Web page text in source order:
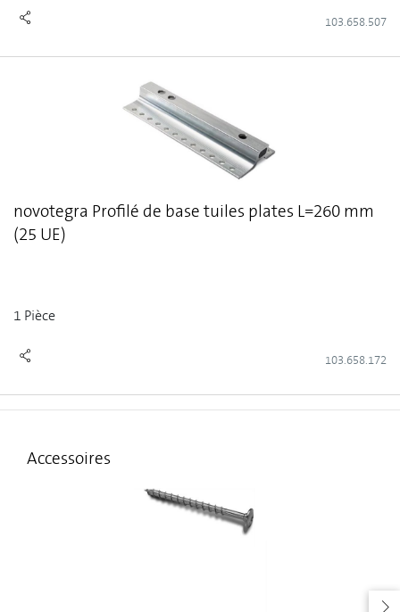
103.658.507
novotegra Profilé de base tuiles plates L=260 mm
(25 UE)
103.658.172
1 Pièce
Accessoires